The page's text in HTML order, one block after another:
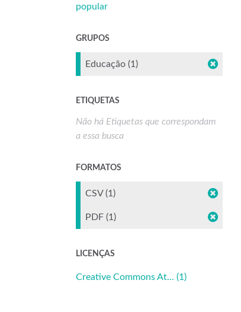
popular
GRUPOS
Educação (1)
ETIQUETAS
Não há Etiquetas que correspondam
a essa busca
FORMATOS
CSV (1)
PDF (1)
LICENÇAS
Creative Commons At... (1)